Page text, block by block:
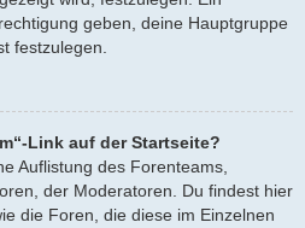
geben, deine Hauptgruppe
festzulegen.
Link auf der Startseite?
Auflistung des Forenteams,
der Moderatoren. Du findest hier
die Foren, die diese im Einzelnen